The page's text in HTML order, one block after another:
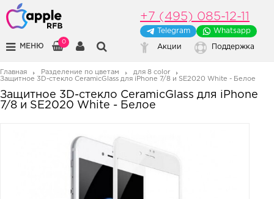
МЕНЮ
0
+7 (495) 085-12-11
Telegram Whatsapp
Акции Поддержка
Главная Разделение по цветам
для 8 color
Защитное 3D-стекло CeramicGlass для iPhone 7/8 и SE2020 White - Белое
Защитное 3D-стекло CeramicGlass для iPhone
7/8 и SE2020 White - Белое